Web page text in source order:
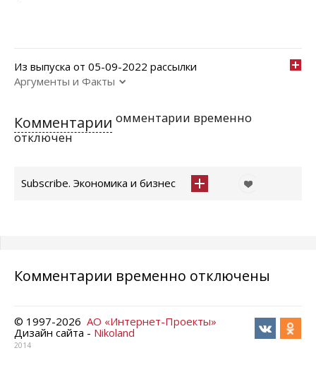
Из выпуска от 05-09-2022 рассылки
Аргументы и Факты
Комментарии омментарии временно
отключен
Subscribe. Экономика и бизнес
Комментарии временно отключены
© 1997-2026 АО «Интернет-Проекты»
Дизайн сайта - Nikoland
2014